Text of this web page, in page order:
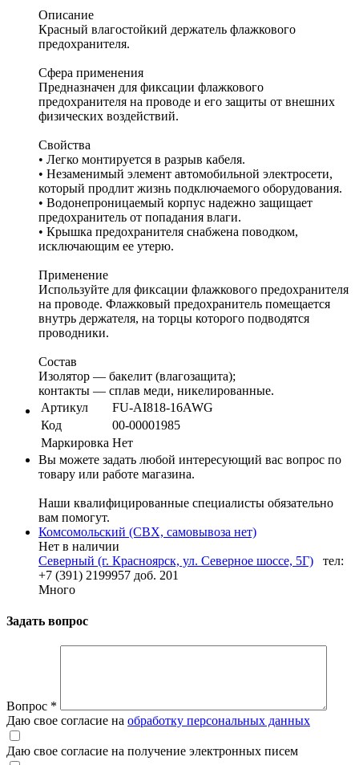
Описание
Красный влагостойкий держатель флажкового
предохранителя.
Сфера применения
Предназначен для фиксации флажкового
предохранителя на проводе и его защиты от внешних
физических воздействий.
Свойства
• Легко монтируется в разрыв кабеля.
• Незаменимый элемент автомобильной электросети,
который продлит жизнь подключаемого оборудования.
• Водонепроницаемый корпус надежно защищает
предохранитель от попадания влаги.
• Крышка предохранителя снабжена поводком,
исключающим ее утерю.
Применение
Используйте для фиксации флажкового предохранителя
на проводе. Флажковый предохранитель помещается
внутрь держателя, на торцы которого подводятся
проводники.
Состав
Изолятор — бакелит (влагозащита);
контакты — сплав меди, никелированные.
Артикул
FU-AI818-16AWG
Код
00-00001985
Маркировка Нет
Вы можете задать любой интересующий вас вопрос по
товару или работе магазина.
Наши квалифицированные специалисты обязательно
вам помогут.
Комсомольский (СВХ, самовывоза нет)
Нет в наличии
Северный (г. Красноярск, ул. Северное шоссе, 5Г)
тел:
+7 (391) 2199957 доб. 201
Много
Задать вопрос
Вопрос *
Даю свое согласие на обработку персональных данных
Даю свое согласие на получение электронных писем